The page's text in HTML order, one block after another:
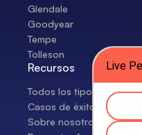
Glendale
Goodyear
Tempe
Tolleson
Recursos
Todos los tipos de casos
Casos de éxito
Sobre nosotros